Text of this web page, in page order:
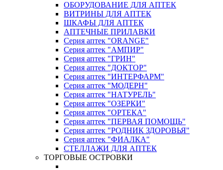
ОБОРУДОВАНИЕ ДЛЯ АПТЕК
ВИТРИНЫ ДЛЯ АПТЕК
ШКАФЫ ДЛЯ АПТЕК
АПТЕЧНЫЕ ПРИЛАВКИ
Серия аптек "ORANGE"
Серия аптек "АМПИР"
Серия аптек "ГРИН"
Серия аптек "ДОКТОР"
Серия аптек "ИНТЕРФАРМ"
Серия аптек "МОДЕРН"
Серия аптек "НАТУРЕЛЬ"
Серия аптек "ОЗЕРКИ"
Серия аптек "ОРТЕКА"
Серия аптек "ПЕРВАЯ ПОМОЩЬ"
Серия аптек "РОДНИК ЗДОРОВЬЯ"
Серия аптек "ФИАЛКА"
СТЕЛЛАЖИ ДЛЯ АПТЕК
ТОРГОВЫЕ ОСТРОВКИ